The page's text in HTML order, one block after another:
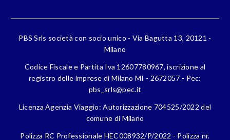
PBS Srls società con socio unico - Via Bagutta 13, 20121 -
Milano
Codice Fiscale e Partita Iva 12607780967, iscrizione al
registro delle imprese di Milano MI - 2672057 - Pec:
pbs_srls@pec.it
Licenza Agenzia Viaggio: Autorizzazione 704525/2022 del
comune di Milano
Polizza RC Professionale HEC008932/P/2022 - Polizza nr.